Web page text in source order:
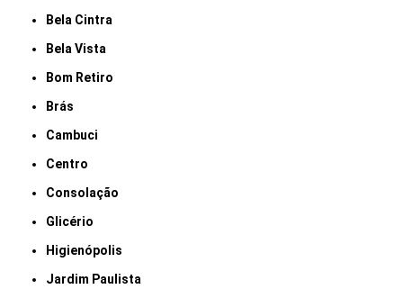
Bela Cintra
Bela Vista
Bom Retiro
Brás
Cambuci
Centro
Consolação
Glicério
Higienópolis
Jardim Paulista